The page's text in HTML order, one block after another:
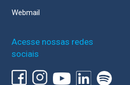
Webmail
Acesse nossas redes
sociais